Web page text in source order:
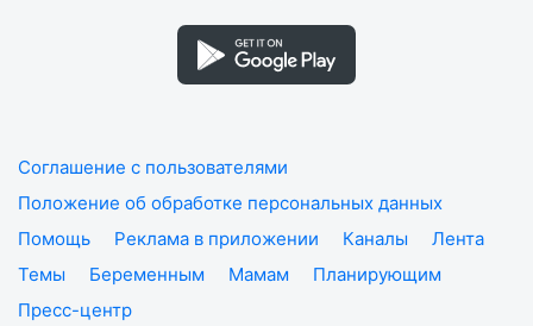
Соглашение с пользователями
Положение об обработке персональных данных
Помощь
Реклама в приложении Каналы
Лента
Темы
Беременным Мамам
Планирующим
Пресс-центр